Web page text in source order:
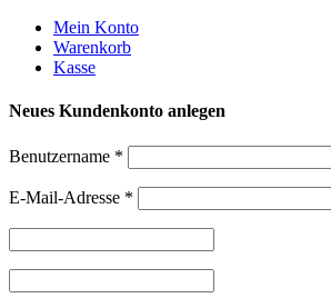
Weiter
zum
Inhalt
Mein Konto
Warenkorb
Kasse
Neues Kundenkonto anlegen
Benutzername *
E-Mail-Adresse *